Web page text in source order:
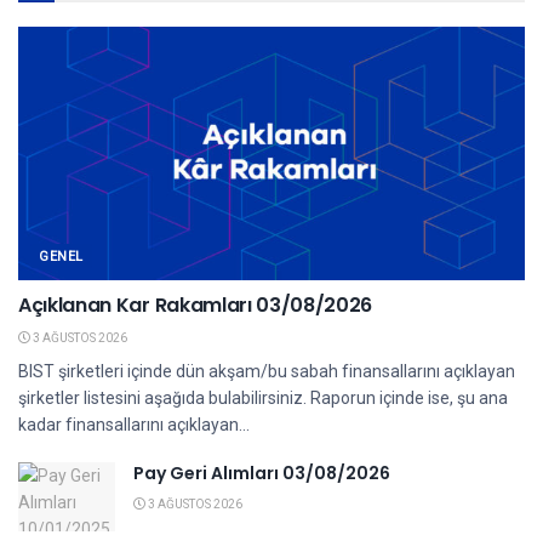
GENEL
Açıklanan Kar Rakamları 03/08/2026
3 AĞUSTOS 2026
BIST şirketleri içinde dün akşam/bu sabah finansallarını açıklayan
şirketler listesini aşağıda bulabilirsiniz. Raporun içinde ise, şu ana
kadar finansallarını açıklayan...
Pay Geri Alımları 03/08/2026
3 AĞUSTOS 2026